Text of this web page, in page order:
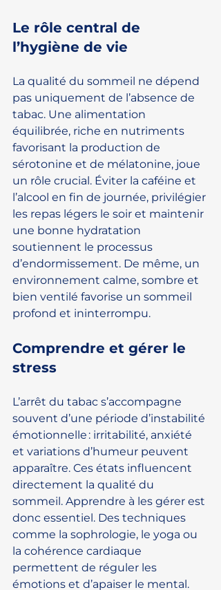
Le rôle central de
l’hygiène de vie
La qualité du sommeil ne dépend
pas uniquement de l’absence de
tabac. Une alimentation
équilibrée, riche en nutriments
favorisant la production de
sérotonine et de mélatonine, joue
un rôle crucial. Éviter la caféine et
l’alcool en fin de journée, privilégier
les repas légers le soir et maintenir
une bonne hydratation
soutiennent le processus
d’endormissement. De même, un
environnement calme, sombre et
bien ventilé favorise un sommeil
profond et ininterrompu.
Comprendre et gérer le
stress
L’arrêt du tabac s’accompagne
souvent d’une période d’instabilité
émotionnelle : irritabilité, anxiété
et variations d’humeur peuvent
apparaître. Ces états influencent
directement la qualité du
sommeil. Apprendre à les gérer est
donc essentiel. Des techniques
comme la sophrologie, le yoga ou
la cohérence cardiaque
permettent de réguler les
émotions et d’apaiser le mental.